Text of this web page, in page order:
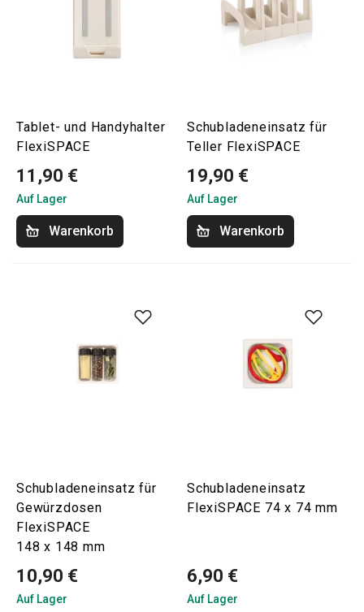
Tablet- und Handyhalter
FlexiSPACE
11,90 €
Auf Lager
Warenkorb
Schubladeneinsatz für
Teller FlexiSPACE
19,90 €
Auf Lager
Warenkorb
Schubladeneinsatz für
Gewürzdosen
FlexiSPACE
148 x 148 mm
10,90 €
Auf Lager
Schubladeneinsatz
FlexiSPACE 74 x 74 mm
6,90 €
Auf Lager